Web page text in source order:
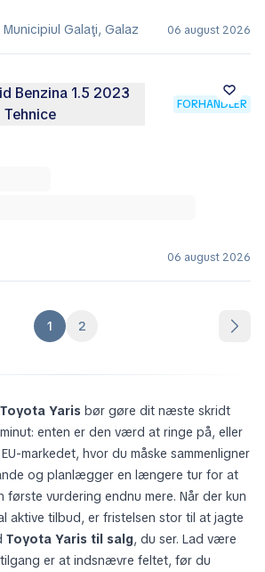
Galaţi, Galaz
06 august 2026
Benzina 1.5 2023
FORHANDLER
06 august 2026
1 2
Toyota Yaris bør gøre dit næste skridt
enten er den værd at ringe på, eller
markedet, hvor du måske sammenligner
og planlægger en længere tur for at
første vurdering endnu mere. Når der kun
aktive tilbud, er fristelsen stor til at jagte
Toyota Yaris til salg, du ser. Lad være
er at indsnævre feltet, før du